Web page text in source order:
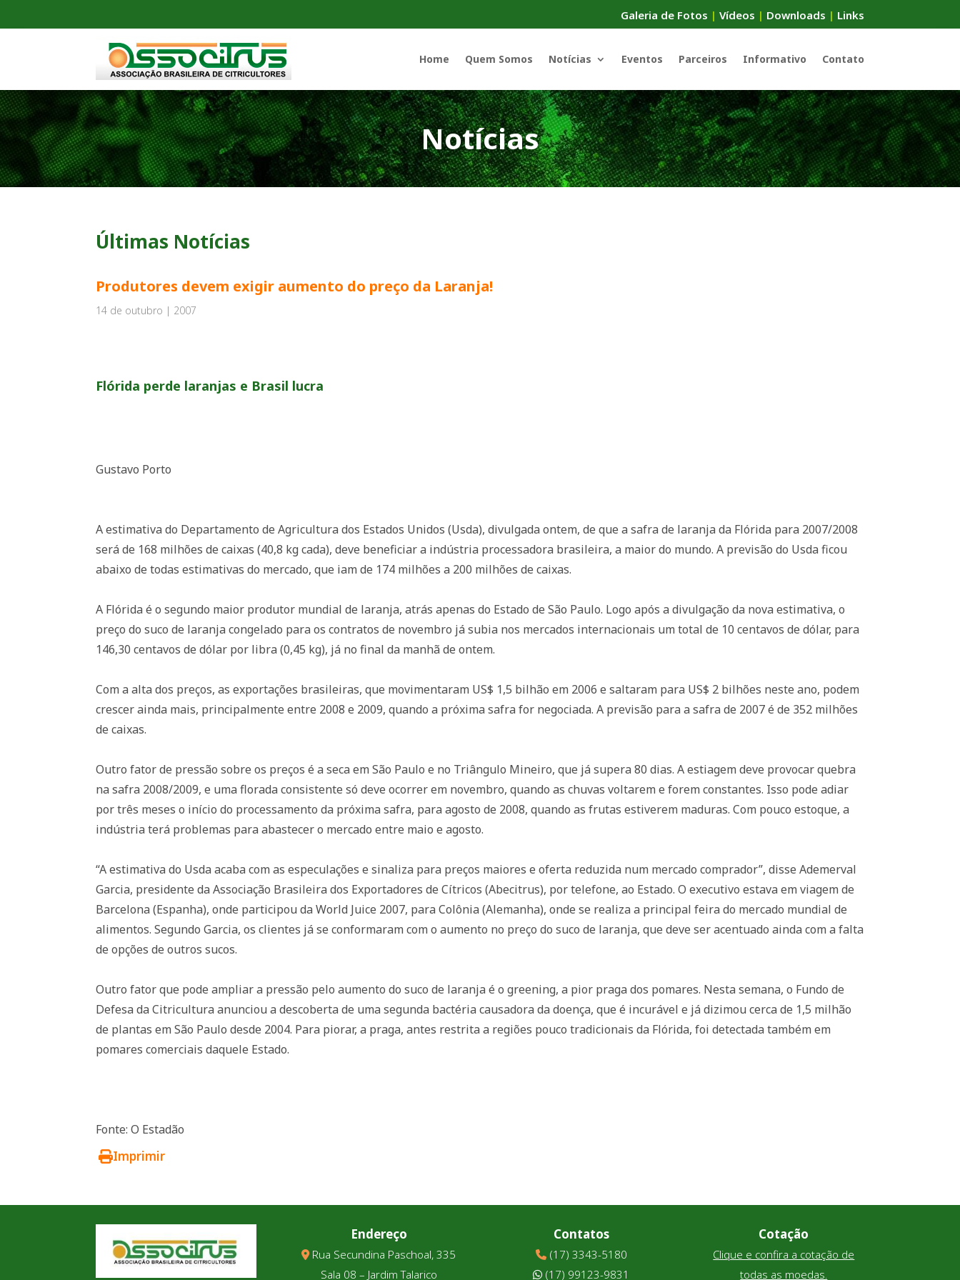
Galeria de Fotos | Vídeos | Downloads | Links
Home Quem Somos Notícias Eventos Parceiros Informativo Contato
Notícias
Últimas Notícias
Produtores devem exigir aumento do preço da Laranja!
14 de outubro | 2007
Flórida perde laranjas e Brasil lucra
Gustavo Porto
A estimativa do Departamento de Agricultura dos Estados Unidos (Usda), divulgada ontem, de que a safra de laranja da Flórida para 2007/2008
será de 168 milhões de caixas (40,8 kg cada), deve beneficiar a indústria processadora brasileira, a maior do mundo. A previsão do Usda ficou
abaixo de todas estimativas do mercado, que iam de 174 milhões a 200 milhões de caixas.
A Flórida é o segundo maior produtor mundial de laranja, atrás apenas do Estado de São Paulo. Logo após a divulgação da nova estimativa, o
preço do suco de laranja congelado para os contratos de novembro já subia nos mercados internacionais um total de 10 centavos de dólar, para
146,30 centavos de dólar por libra (0,45 kg), já no final da manhã de ontem.
Com a alta dos preços, as exportações brasileiras, que movimentaram US$ 1,5 bilhão em 2006 e saltaram para US$ 2 bilhões neste ano, podem
crescer ainda mais, principalmente entre 2008 e 2009, quando a próxima safra for negociada. A previsão para a safra de 2007 é de 352 milhões
de caixas.
Outro fator de pressão sobre os preços é a seca em São Paulo e no Triângulo Mineiro, que já supera 80 dias. A estiagem deve provocar quebra
na safra 2008/2009, e uma florada consistente só deve ocorrer em novembro, quando as chuvas voltarem e forem constantes. Isso pode adiar
por três meses o início do processamento da próxima safra, para agosto de 2008, quando as frutas estiverem maduras. Com pouco estoque, a
indústria terá problemas para abastecer o mercado entre maio e agosto.
“A estimativa do Usda acaba com as especulações e sinaliza para preços maiores e oferta reduzida num mercado comprador”, disse Ademerval
Garcia, presidente da Associação Brasileira dos Exportadores de Cítricos (Abecitrus), por telefone, ao Estado. O executivo estava em viagem de
Barcelona (Espanha), onde participou da World Juice 2007, para Colônia (Alemanha), onde se realiza a principal feira do mercado mundial de
alimentos. Segundo Garcia, os clientes já se conformaram com o aumento no preço do suco de laranja, que deve ser acentuado ainda com a falta
de opções de outros sucos.
Outro fator que pode ampliar a pressão pelo aumento do suco de laranja é o greening, a pior praga dos pomares. Nesta semana, o Fundo de
Defesa da Citricultura anunciou a descoberta de uma segunda bactéria causadora da doença, que é incurável e já dizimou cerca de 1,5 milhão
de plantas em São Paulo desde 2004. Para piorar, a praga, antes restrita a regiões pouco tradicionais da Flórida, foi detectada também em
pomares comerciais daquele Estado.
Fonte: O Estadão
Imprimir
Endereço
Rua Secundina Paschoal, 335
Sala 08 – Jardim Talarico
Contatos
(17) 3343-5180
(17) 99123-9831
Cotação
Clique e confira a cotação de
todas as moedas.